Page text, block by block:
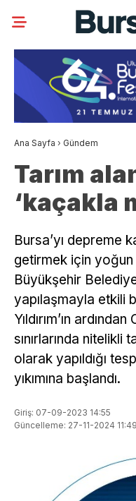
Ana Sayfa › Gündem
Tarım
‘kaçakla
Bursa’yı depreme
getirmek için
Büyükşehir
yapılaşmayla etkili
Yıldırım’ın
sınırlarında nitelikli
olarak yapıldığı
yıkımına başlandı.
Giriş: 07-09-2023 14:55
Güncelleme: 27-11-2024 11:49